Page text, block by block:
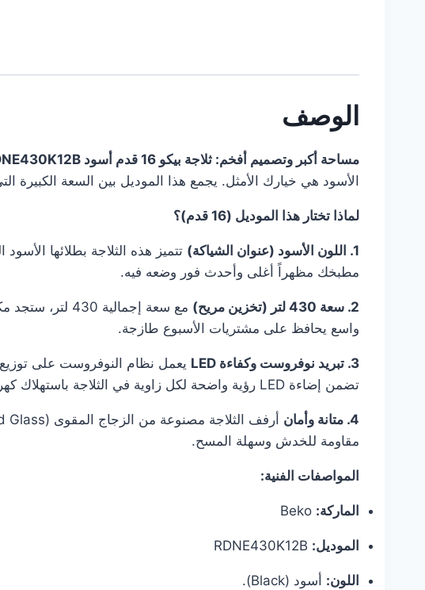
الوصف
مساحة أكبر وتصميم أفخم: ثلاجة بيكو 16 قدم أسود RDNE430K12B
الأسود هي خيارك الأمثل. يجمع هذا الموديل بين السعة الكبيرة
لماذا تختار هذا الموديل (16 قدم)؟
1. اللون الأسود (عنوان الشياكة)
تتميز هذه الثلاجة بطلائها
مطبخك مظهراً أغلى وأحدث فور وضعه فيه.
2. سعة 430 لتر (تخزين مريح)
مع سعة
واسع يحافظ على مشتريات الأسبوع طازجة.
3. تبريد نوفروست وكفاءة LED
يعمل نظام النوفروست على توزيع
تضمن إضاءة LED رؤية واضحة لكل زاوية في الثلاجة باستهلاك كهرباء أقل.
4. متانة وأمان
مقاومة للخدش وسهلة المسح.
المواصفات الفنية:
الماركة:
الموديل:
اللون: أسود (Black).